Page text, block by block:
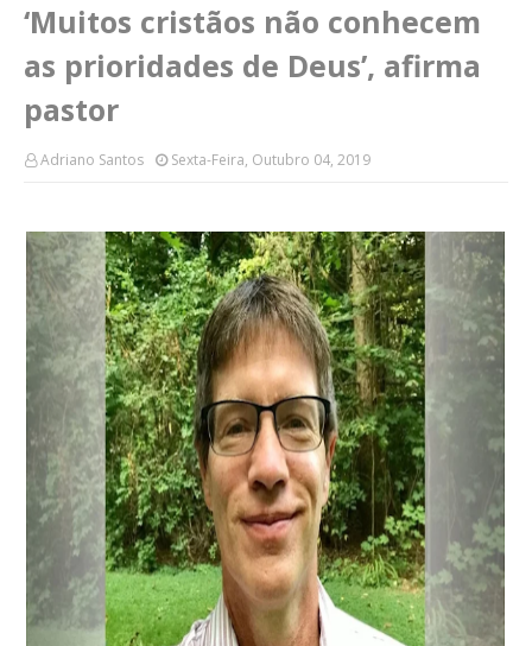
‘Muitos cristãos não conhecem
as prioridades de Deus’, afirma
pastor
Adriano Santos Sexta-Feira, Outubro 04, 2019